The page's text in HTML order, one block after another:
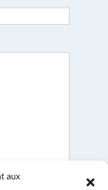
aux